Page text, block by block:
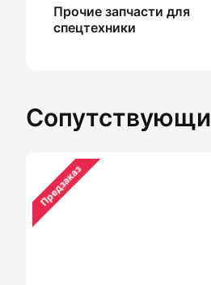
Прочие запчасти для
спецтехники
Предзаказ